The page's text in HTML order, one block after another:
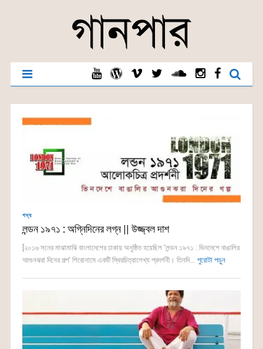
গদ্য
লন্ডন ১৯৭১ : অগ্নিদিনের লগ্ন || উজ্জ্বল দাশ
[২০১৬ সনের মাঝামাঝি বাংলাদেশের ঢাকায় অনুষ্ঠিত হয়েছিল ‘লন্ডন ১৯৭১ : ভিনদেশে বাঙালির
আগুনঝরা দিনের গল্প’ শিরোনামে একটি স্থিরচিত্রালেখ্য প্রদর্শনী। তিনদি... পুরোটা পড়ুন